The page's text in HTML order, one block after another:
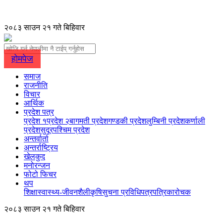
२०८३ साउन २१ गते बिहिवार
होमपेज
समाज
राजनीति
विचार
आर्थिक
प्रदेश पत्र
प्रदेश १प्रदेश २बागमती प्रदेशगण्डकी प्रदेशलुम्बिनी प्रदेशकर्णाली
प्रदेशसुदूरपश्चिम प्रदेश
अन्तर्वार्ता
अन्तर्राष्ट्रिय
खेलकुद
मनोरन्जन
फोटो फिचर
थप
शिक्षास्वास्थ्य-जीवनशैलीकृषिसुचना प्रविधिपत्रपत्रिकारोचक
२०८३ साउन २१ गते बिहिवार